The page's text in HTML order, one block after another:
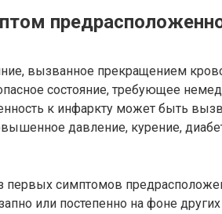
вызванное прекращением
состояние, требующее
к инфаркту может быть
давление, курение,
симптомов
или постепенно на фоне